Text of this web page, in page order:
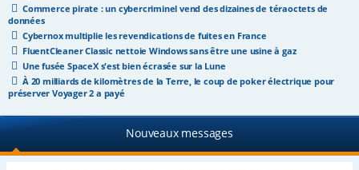
Commerce pirate : un cybercriminel vend des dizaines de téraoctets de
données
Cybernox multiplie les revendications de fuites en France
FluentCleaner Classic nettoie Windows sans être une usine à gaz
Une fusée SpaceX s'est bien écrasée sur la Lune
À 20 milliards de kilomètres de la Terre, le coup de poker électrique pour
préserver Voyager 2 a payé
Nouveaux messages